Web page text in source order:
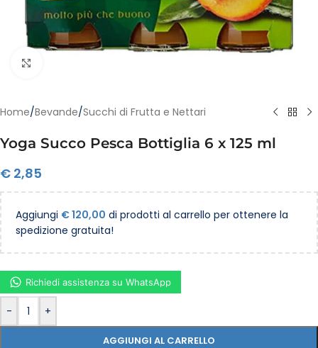
Home/Bevande/Succhi di Frutta e Nettari
Yoga Succo Pesca Bottiglia 6 x 125 ml
€ 2,85
Aggiungi €120,00 di prodotti al carrello per ottenere la
spedizione gratuita!
- +
AGGIUNGI AL CARRELLO
Richiedi assistenza su WhatsApp